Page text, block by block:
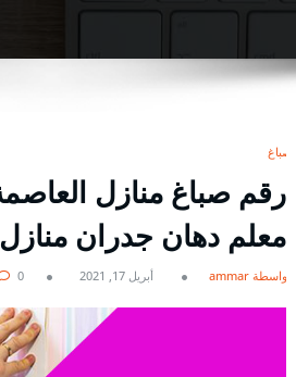
صباغ
معلم دهان جدران منازل
بواسطة ammar أبريل 17, 2021 0